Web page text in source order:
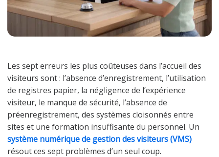
Les sept erreurs les plus coûteuses dans l’accueil des
visiteurs sont : l’absence d’enregistrement, l’utilisation
de registres papier, la négligence de l’expérience
visiteur, le manque de sécurité, l’absence de
préenregistrement, des systèmes cloisonnés entre
sites et une formation insuffisante du personnel. Un
système numérique de gestion des visiteurs (VMS)
résout ces sept problèmes d’un seul coup.